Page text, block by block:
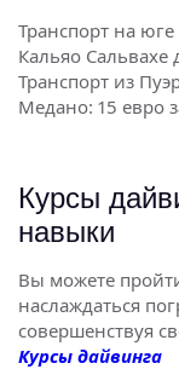
Транспорт на
Кальяо Сальвахе
Транспорт из
Медано: 15 евро
Курсы
навыки
Вы можете
наслаждаться
совершенствуя
Курсы дайвинга